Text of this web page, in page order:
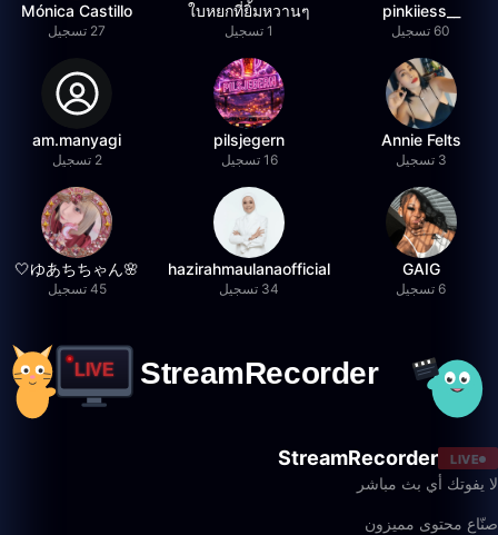
60 تسجيل
ใบหยกที่ยิ้มหวานๆ
1 تسجيل
Mónica Castillo
27 تسجيل
Annie Felts
3 تسجيل
pilsjegern
16 تسجيل
am.manyagi
2 تسجيل
GAIG
6 تسجيل
hazirahmaulanaofficial
34 تسجيل
🌸ゆあちちゃん🤍
45 تسجيل
LIVE
StreamRecorder
لا يفوتك أي بث مباشر
صنّاع محتوى مميزون